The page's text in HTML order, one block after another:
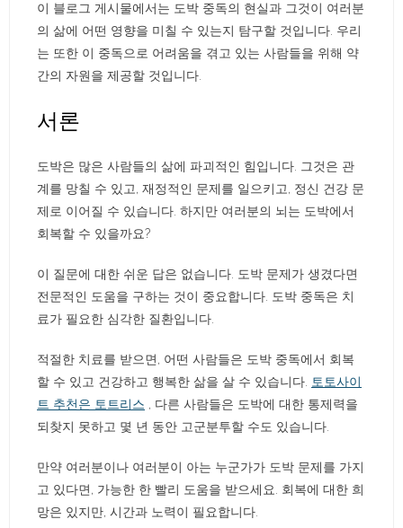
이 블로그 게시물에서는 도박 중독의 현실과 그것이 여러분
의 삶에 어떤 영향을 미칠 수 있는지 탐구할 것입니다. 우리
는 또한 이 중독으로 어려움을 겪고 있는 사람들을 위해 약
간의 자원을 제공할 것입니다.
서론
도박은 많은 사람들의 삶에 파괴적인 힘입니다. 그것은 관
계를 망칠 수 있고, 재정적인 문제를 일으키고, 정신 건강 문
제로 이어질 수 있습니다. 하지만 여러분의 뇌는 도박에서
회복할 수 있을까요?
이 질문에 대한 쉬운 답은 없습니다. 도박 문제가 생겼다면
전문적인 도움을 구하는 것이 중요합니다. 도박 중독은 치
료가 필요한 심각한 질환입니다.
적절한 치료를 받으면, 어떤 사람들은 도박 중독에서 회복
할 수 있고 건강하고 행복한 삶을 살 수 있습니다. 토토사이
트 추천은 토트리스 , 다른 사람들은 도박에 대한 통제력을
되찾지 못하고 몇 년 동안 고군분투할 수도 있습니다.
만약 여러분이나 여러분이 아는 누군가가 도박 문제를 가지
고 있다면, 가능한 한 빨리 도움을 받으세요. 회복에 대한 희
망은 있지만, 시간과 노력이 필요합니다.